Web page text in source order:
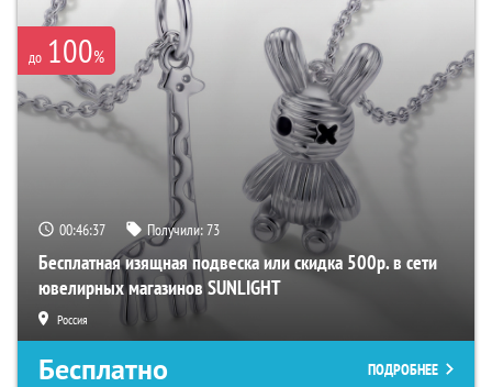
до 100%
00:46:36 Получили:73
Бесплатная изящная подвеска или скидка 500р. в сети
ювелирных магазинов SUNLIGHT
Россия
Бесплатно ПОДРОБНЕЕ